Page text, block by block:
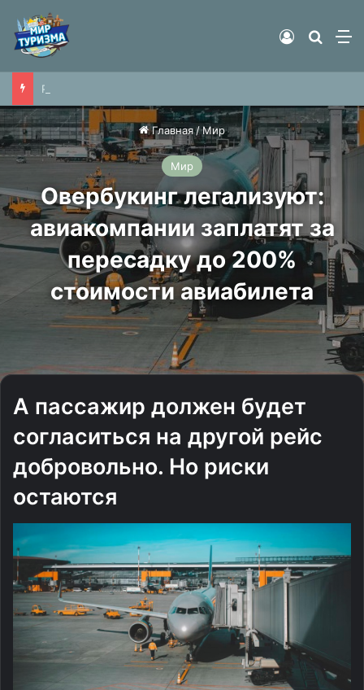
Найти
Войти
Главная/Мир
Мир
Овербукинг легализуют:
авиакомпании заплатят за
пересадку до 200%
стоимости авиабилета
А пассажир должен будет
согласиться на другой рейс
добровольно. Но риски
остаются